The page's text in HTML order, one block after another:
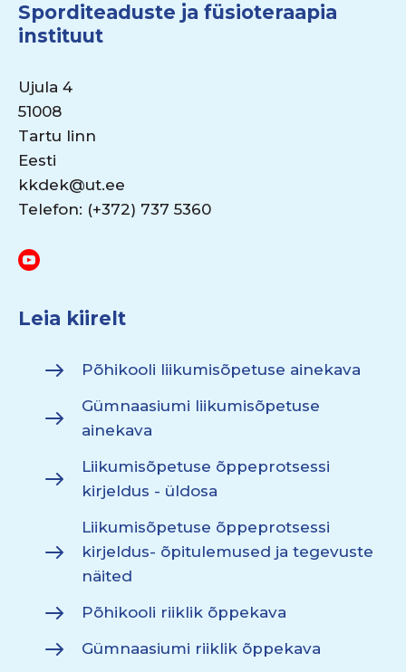
Sporditeaduste ja füsioteraapia
instituut
Ujula 4
51008
Tartu linn
Eesti
kkdek@ut.ee
Telefon: (+372) 737 5360
Leia kiirelt
Põhikooli liikumisõpetuse ainekava
Gümnaasiumi liikumisõpetuse
ainekava
Liikumisõpetuse õppeprotsessi
kirjeldus - üldosa
Liikumisõpetuse õppeprotsessi
kirjeldus- õpitulemused ja tegevuste
näited
Põhikooli riiklik õppekava
Gümnaasiumi riiklik õppekava